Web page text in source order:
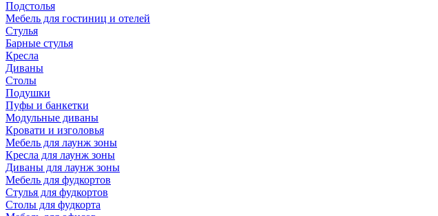
Подстолья
Мебель для гостиниц и отелей
Стулья
Барные стулья
Кресла
Диваны
Столы
Подушки
Пуфы и банкетки
Модульные диваны
Кровати и изголовья
Мебель для лаунж зоны
Кресла для лаунж зоны
Диваны для лаунж зоны
Мебель для фудкортов
Стулья для фудкортов
Столы для фудкорта